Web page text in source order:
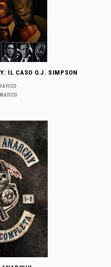
IL CASO O.J. SIMPSON